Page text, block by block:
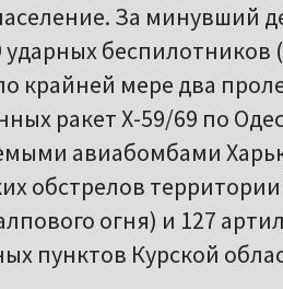
За минувший
ударных
крайней мере два
ракет Х-59/69 по
авиабомбами
обстрелов
огня) и 127
пунктов Курской